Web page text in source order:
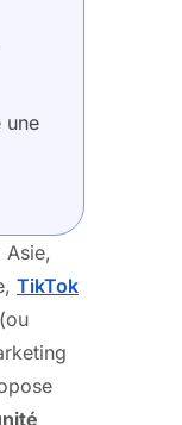
une
TikTok
(ou